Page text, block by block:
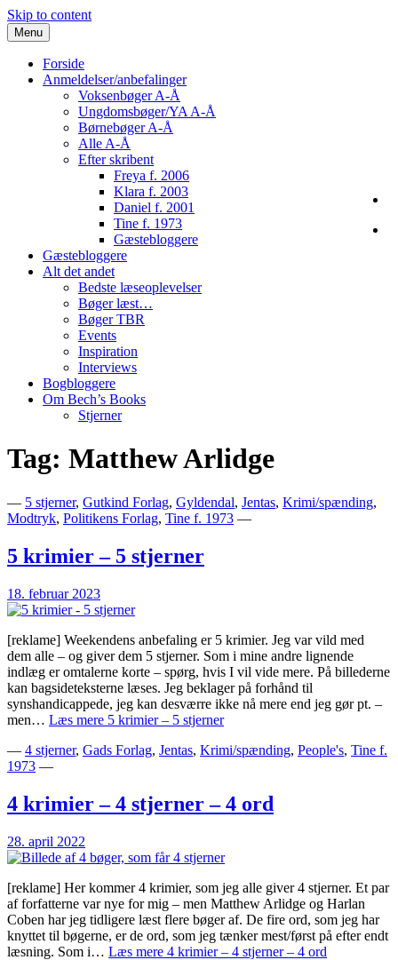
Skip to content
Menu
Forside
Anmeldelser/anbefalinger
Voksenbøger A-Å
Ungdomsbøger/YA A-Å
Børnebøger A-Å
Alle A-Å
Efter skribent
Freya f. 2006
Klara f. 2003
Daniel f. 2001
Tine f. 1973
Gæstebloggere
Gæstebloggere
Alt det andet
Bedste læseoplevelser
Bøger læst…
Bøger TBR
Events
Inspiration
Interviews
Bogbloggere
Om Bech’s Books
Stjerner
Bech's Books
Bogblog – Vi ♥ Bøger
Tag: Matthew Arlidge
— 5 stjerner, Gutkind Forlag, Gyldendal, Jentas, Krimi/spænding,
Modtryk, Politikens Forlag, Tine f. 1973 —
5 krimier – 5 stjerner
18. februar 2023
[reklame] Weekendens anbefaling er 5 krimier. Jeg var vild med
dem alle – og giver dem 5 stjerner. Som i mine andre lignende
indlæg er omtalerne korte – spørg, hvis I vil vide mere. På billederne
kan bagsideteksterne læses. Jeg beklager på forhånd til
synshandicappede, jeg kan desværre ikke nå mere end jeg gør pt. –
men… Læs mere 5 krimier – 5 stjerner
— 4 stjerner, Gads Forlag, Jentas, Krimi/spænding, People's, Tine f.
1973 —
4 krimier – 4 stjerner – 4 ord
28. april 2022
[reklame] Her kommer 4 krimier, som jeg alle giver 4 stjerner. Et par
af forfatterne var nye for mig – men Matthew Arlidge og Harlan
Coben har jeg tidligere læst flere bøger af. De fire ord, som jeg har
knyttet til bøgerne, er de ord, som jeg tænker mest/først på efter endt
læsning. Som i… Læs mere 4 krimier – 4 stjerner – 4 ord